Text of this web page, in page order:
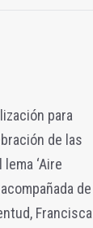
para
de las
‘Aire
de
Francisca